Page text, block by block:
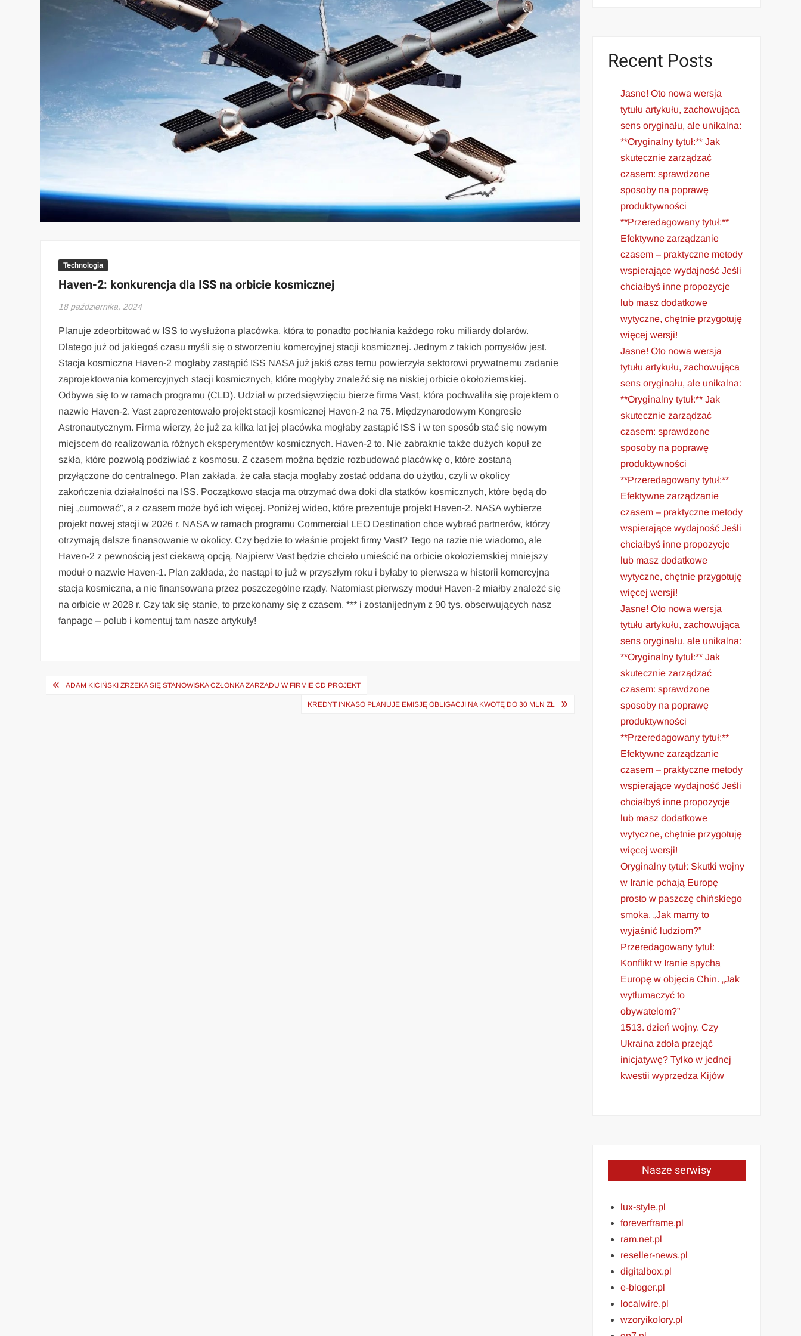
Technologia
Haven-2: konkurencja dla ISS na orbicie kosmicznej
18 października, 2024
Planuje zdeorbitować w ISS to wysłużona placówka, która to ponadto pochłania każdego roku miliardy dolarów.
Dlatego już od jakiegoś czasu myśli się o stworzeniu komercyjnej stacji kosmicznej. Jednym z takich pomysłów jest.
Stacja kosmiczna Haven-2 mogłaby zastąpić ISS NASA już jakiś czas temu powierzyła sektorowi prywatnemu zadanie
zaprojektowania komercyjnych stacji kosmicznych, które mogłyby znaleźć się na niskiej orbicie okołoziemskiej.
Odbywa się to w ramach programu (CLD). Udział w przedsięwzięciu bierze firma Vast, która pochwaliła się projektem o
nazwie Haven-2. Vast zaprezentowało projekt stacji kosmicznej Haven-2 na 75. Międzynarodowym Kongresie
Astronautycznym. Firma wierzy, że już za kilka lat jej placówka mogłaby zastąpić ISS i w ten sposób stać się nowym
miejscem do realizowania różnych eksperymentów kosmicznych. Haven-2 to. Nie zabraknie także dużych kopuł ze
szkła, które pozwolą podziwiać z kosmosu. Z czasem można będzie rozbudować placówkę o, które zostaną
przyłączone do centralnego. Plan zakłada, że cała stacja mogłaby zostać oddana do użytku, czyli w okolicy
zakończenia działalności na ISS. Początkowo stacja ma otrzymać dwa doki dla statków kosmicznych, które będą do
niej „cumować”, a z czasem może być ich więcej. Poniżej wideo, które prezentuje projekt Haven-2. NASA wybierze
projekt nowej stacji w 2026 r. NASA w ramach programu Commercial LEO Destination chce wybrać partnerów, którzy
otrzymają dalsze finansowanie w okolicy. Czy będzie to właśnie projekt firmy Vast? Tego na razie nie wiadomo, ale
Haven-2 z pewnością jest ciekawą opcją. Najpierw Vast będzie chciało umieścić na orbicie okołoziemskiej mniejszy
moduł o nazwie Haven-1. Plan zakłada, że nastąpi to już w przyszłym roku i byłaby to pierwsza w historii komercyjna
stacja kosmiczna, a nie finansowana przez poszczególne rządy. Natomiast pierwszy moduł Haven-2 miałby znaleźć się
na orbicie w 2028 r. Czy tak się stanie, to przekonamy się z czasem. *** i zostanijednym z 90 tys. obserwujących nasz
fanpage – polub i komentuj tam nasze artykuły!
Nawigacja
ADAM KICIŃSKI ZRZEKA SIĘ STANOWISKA CZŁONKA ZARZĄDU W FIRMIE CD PROJEKT
KREDYT INKASO PLANUJE EMISJĘ OBLIGACJI NA KWOTĘ DO 30 MLN ZŁ
Recent Posts
Jasne! Oto nowa wersja
tytułu artykułu, zachowująca
sens oryginału, ale unikalna:
**Oryginalny tytuł:** Jak
skutecznie zarządzać
czasem: sprawdzone
sposoby na poprawę
produktywności
**Przeredagowany tytuł:**
Efektywne zarządzanie
czasem – praktyczne metody
wspierające wydajność Jeśli
chciałbyś inne propozycje
lub masz dodatkowe
wytyczne, chętnie przygotuję
więcej wersji!
Jasne! Oto nowa wersja
tytułu artykułu, zachowująca
sens oryginału, ale unikalna:
**Oryginalny tytuł:** Jak
skutecznie zarządzać
czasem: sprawdzone
sposoby na poprawę
produktywności
**Przeredagowany tytuł:**
Efektywne zarządzanie
czasem – praktyczne metody
wspierające wydajność Jeśli
chciałbyś inne propozycje
lub masz dodatkowe
wytyczne, chętnie przygotuję
więcej wersji!
Jasne! Oto nowa wersja
tytułu artykułu, zachowująca
sens oryginału, ale unikalna:
**Oryginalny tytuł:** Jak
skutecznie zarządzać
czasem: sprawdzone
sposoby na poprawę
produktywności
**Przeredagowany tytuł:**
Efektywne zarządzanie
czasem – praktyczne metody
wspierające wydajność Jeśli
chciałbyś inne propozycje
lub masz dodatkowe
wytyczne, chętnie przygotuję
więcej wersji!
Oryginalny tytuł: Skutki wojny
w Iranie pchają Europę
prosto w paszczę chińskiego
smoka. „Jak mamy to
wyjaśnić ludziom?”
Przeredagowany tytuł:
Konflikt w Iranie spycha
Europę w objęcia Chin. „Jak
wytłumaczyć to
obywatelom?”
1513. dzień wojny. Czy
Ukraina zdoła przejąć
inicjatywę? Tylko w jednej
kwestii wyprzedza Kijów
Nasze serwisy
lux-style.pl
foreverframe.pl
ram.net.pl
reseller-news.pl
digitalbox.pl
e-bloger.pl
localwire.pl
wzoryikolory.pl